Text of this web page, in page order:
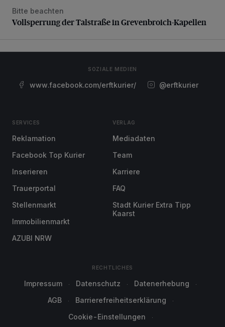
Vollsperrung der Talstraße in Grevenbroich-Kapellen
Bitte beachten
Vollsperrung der Talstraße in Grevenbroich-Kapellen
SOZIALE MEDIEN
www.facebook.com/erftkurier/ @erftkurier
SERVICES
Reklamation
Facebook Top Kurier
Inserieren
Trauerportal
Stellenmarkt
Immobilienmarkt
AZUBI NRW
VERLAG
Mediadaten
Team
Karriere
FAQ
Stadt Kurier Extra Tipp
Kaarst
RECHTLICHES
Impressum Datenschutz
Datenerhebung
AGB
Barrierefreiheitserklärung
Cookie-Einstellungen